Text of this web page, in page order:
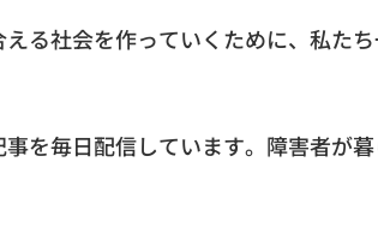
る社会を作っていくために、私た
を毎日配信しています。障害者が